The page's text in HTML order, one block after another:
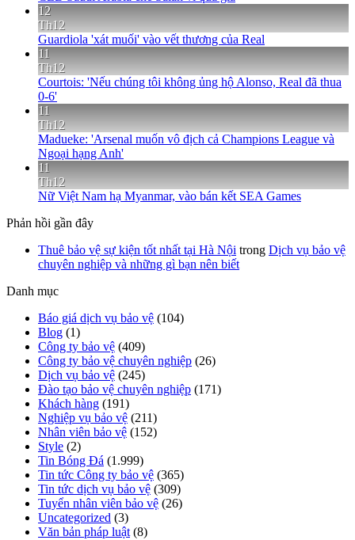
12
Th12
Guardiola 'xát muối' vào vết thương của Real
11
Th12
Courtois: 'Nếu chúng tôi không ủng hộ Alonso, Real đã thua
0-6'
11
Th12
Madueke: 'Arsenal muốn vô địch cả Champions League và
Ngoại hạng Anh'
11
Th12
Nữ Việt Nam hạ Myanmar, vào bán kết SEA Games
Phản hồi gần đây
Thuê bảo vệ sự kiện tốt nhất tại Hà Nội trong Dịch vụ bảo vệ
chuyên nghiệp và những gì bạn nên biết
Danh mục
Báo giá dịch vụ bảo vệ (104)
Blog (1)
Công ty bảo vệ (409)
Công ty bảo vệ chuyên nghiệp (26)
Dịch vụ bảo vệ (245)
Đào tạo bảo vệ chuyên nghiệp (171)
Khách hàng (191)
Nghiệp vụ bảo vệ (211)
Nhân viên bảo vệ (152)
Style (2)
Tin Bóng Đá (1.999)
Tin tức Công ty bảo vệ (365)
Tin tức dịch vụ bảo vệ (309)
Tuyển nhân viên bảo vệ (26)
Uncategorized (3)
Văn bản pháp luật (8)